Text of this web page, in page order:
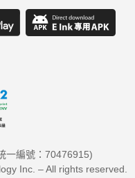
一編號：70476915)
Inc. – All rights reserved.